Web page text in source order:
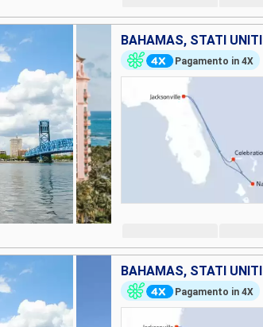
BAHAMAS, STATI UNITI
Pagamento in 4X
BAHAMAS, STATI UNITI
Pagamento in 4X